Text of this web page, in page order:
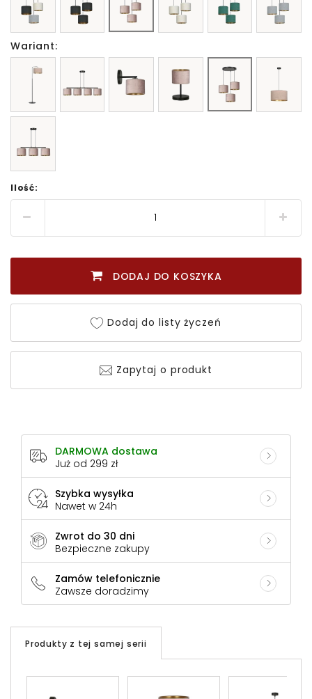
Wariant:
Ilość:
DODAJ DO KOSZYKA
Dodaj do listy życzeń
Zapytaj o produkt
DARMOWA dostawa
Już od 299 zł
Szybka wysyłka
Nawet w 24h
Zwrot do 30 dni
Bezpieczne zakupy
Zamów telefonicznie
Zawsze doradzimy
Produkty z tej samej serii